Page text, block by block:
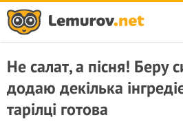
Не салат, а пісня! Беру
додаю декілька
тарілці готова